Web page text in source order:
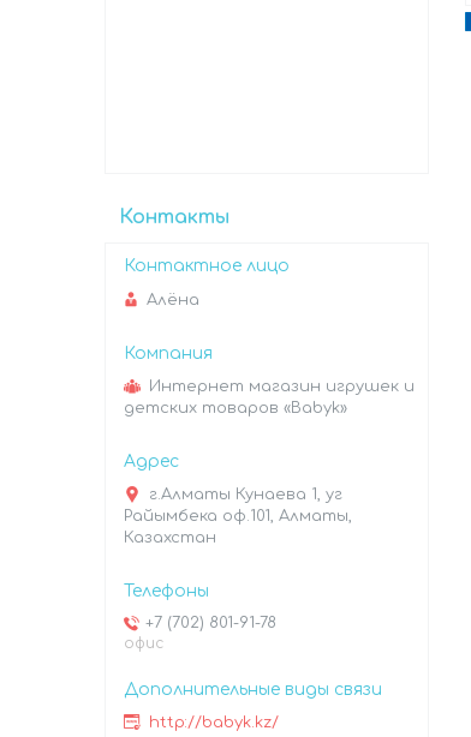
Контакты
Алёна
Интернет магазин игрушек и
детских товаров «Babyk»
г.Алматы Кунаева 1, уг
Райымбека оф.101, Алматы,
Казахстан
+7 (702) 801-91-78
офис
http://babyk.kz/